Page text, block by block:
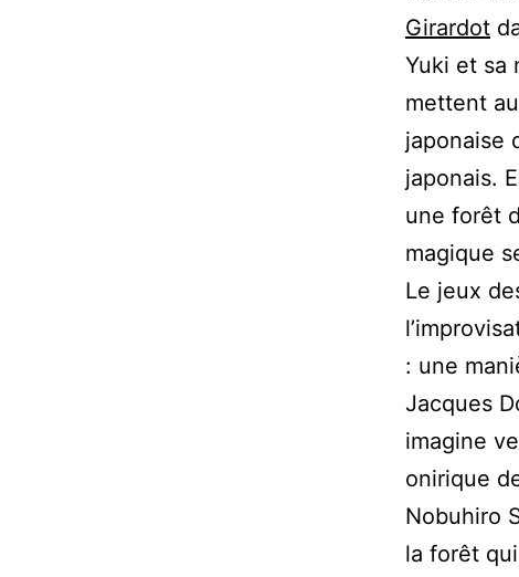
Girardot
Yuki et sa
mettent
japonaise
japonais.
une forêt
magique
Le jeux
: une
Jacques
imagine
onirique
Nobuhiro
la forêt